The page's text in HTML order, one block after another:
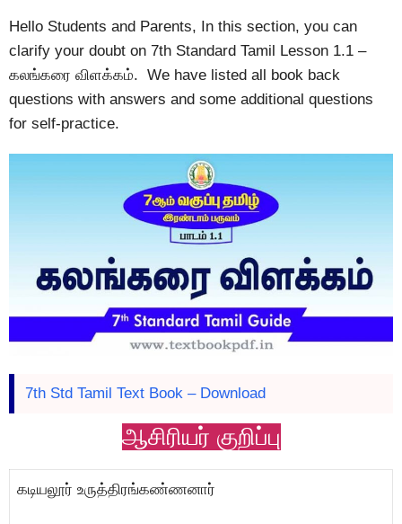
Hello Students and Parents, In this section, you can
clarify your doubt on 7th Standard Tamil Lesson 1.1 –
கலங்கரை விளக்கம். We have listed all book back
questions with answers and some additional questions
for self-practice.
7th Std Tamil Text Book – Download
ஆசிரியர் குறிப்பு
கடியலூர் உருத்திரங்கண்ணனார்